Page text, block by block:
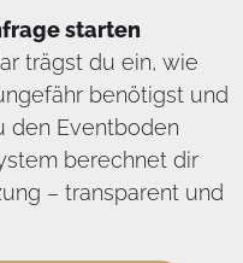
starten
trägst du ein, wie
benötigst und
den Eventboden
berechnet dir
– transparent und